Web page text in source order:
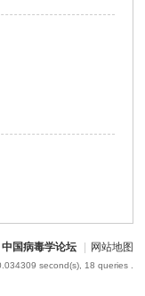
中国病毒学论坛 | 网站地图
second(s), 18 queries .